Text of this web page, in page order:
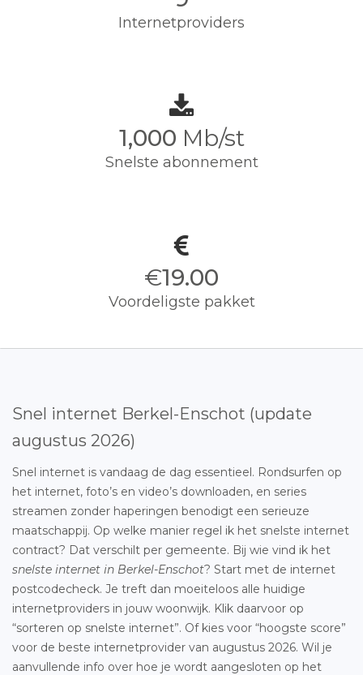
Internetproviders
1,000 Mb/st
Snelste abonnement
€19.00
Voordeligste pakket
Snel internet Berkel-Enschot (update
augustus 2026)
Snel internet is vandaag de dag essentieel. Rondsurfen op
het internet, foto’s en video’s downloaden, en series
streamen zonder haperingen benodigt een serieuze
maatschappij. Op welke manier regel ik het snelste internet
contract? Dat verschilt per gemeente. Bij wie vind ik het
snelste internet in Berkel-Enschot? Start met de internet
postcodecheck. Je treft dan moeiteloos alle huidige
internetproviders in jouw woonwijk. Klik daarvoor op
“sorteren op snelste internet”. Of kies voor “hoogste score”
voor de beste internetprovider van augustus 2026. Wil je
aanvullende info over hoe je wordt aangesloten op het